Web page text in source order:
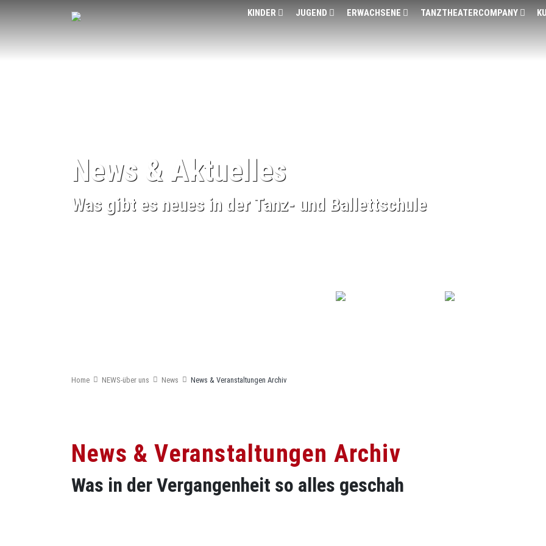
KINDER JUGEND ERWACHSENE TANZTHEATERCOMPANY
News & Aktuelles
Was gibt es neues in der Tanz- und Ballettschule
Home NEWS-über uns News News & Veranstaltungen Archiv
News & Veranstaltungen Archiv
Was in der Vergangenheit so alles geschah